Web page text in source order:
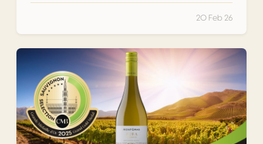
20 Feb 26
Sauvignon Selección 2025: Chile triunfa, Castilla y León